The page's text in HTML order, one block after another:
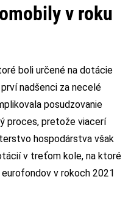
v roku
boli určené na dotácie
nadšenci za necelé
posudzovanie
proces, pretože viacerí
hospodárstva však
v treťom kole, na ktoré
v rokoch 2021